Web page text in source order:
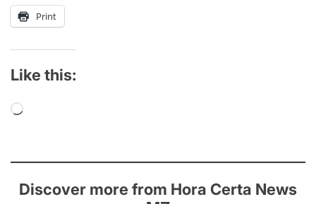
Print
Like this:
Loading…
Discover more from Hora Certa News